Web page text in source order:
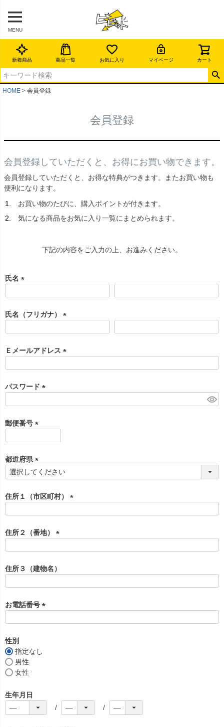
MENU
新着商品 商品一覧 お気に入り マイページ カート
HOME 会員登録
会員登録
会員登録していただくと、お得にお買い物できます。
会員登録していただくと、お得な特典がつきます。またお買い物も
便利になります。
お買い物のたびに、購入ポイントが付きます。
気になる商品をお気に入り一覧にまとめられます。
下記の内容をご入力の上、お進みください。
氏名
須
)
氏名（フリガナ）
須
)
Ｅメールアドレス
)
パスワード
)
郵便番号
須
)
都道府県
(
須
)
住所１（市区町村）
)
住所２（番地）
須
)
住所３（建物名）
お電話番号
性別
指定なし
男性
女性
生年月日